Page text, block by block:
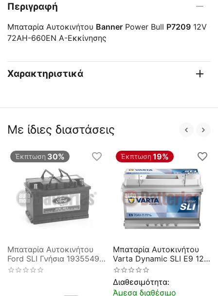
Περιγραφή
Μπαταρία Αυτοκινήτου Banner Power Bull P7209 12V
72AH-660EN A-Εκκίνησης
Χαρακτηριστικά
Με ίδιες διαστάσεις
Έκπτωση 30%
Μπαταρία Αυτοκινήτου
Ford SLI Γνήσια 1935549
Silver Calcium 12V 60AH
Έκπτωση 19%
Μπαταρία Αυτοκινήτου
Varta Dynamic SLI E9 12V
Διαθεσιμότητα:
Άμεσα διαθέσιμο